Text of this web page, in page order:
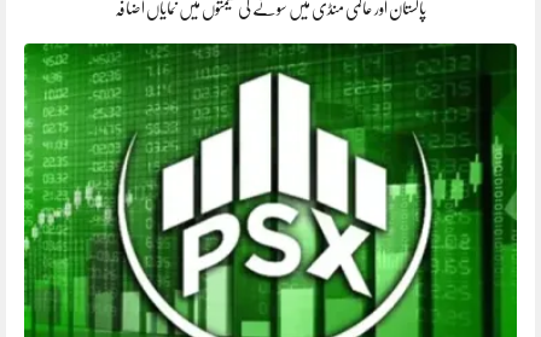
پاکستان اور عالمی منڈی میں سونے کی قیمتوں میں نمایاں اضافہ